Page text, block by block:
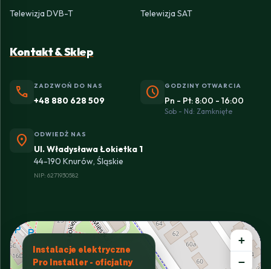
Telewizja DVB-T
Telewizja SAT
Kontakt & Sklep
phone ZADZWOŃ DO NAS
+48 880 628 509 schedule GODZINY OTWARCIA
Pn - Pt: 8:00 - 16:00
Sob - Nd: Zamknięte
location_on ODWIEDŹ NAS
Ul. Władysława Łokietka 1
44-190 Knurów, Śląskie
NIP: 6271930582
Instalacje elektryczne
Pro Installer - oficjalny
+
−